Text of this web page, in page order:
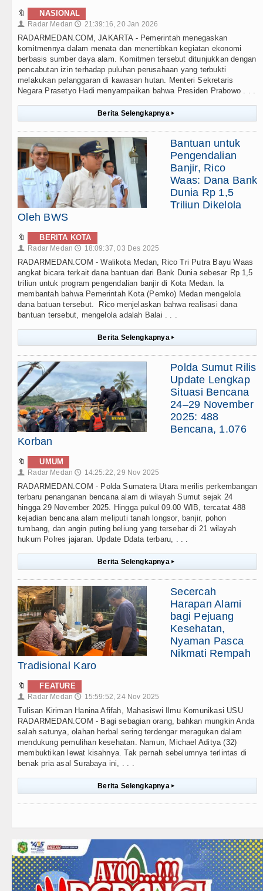
🔖 NASIONAL
👤 Radar Medan 🕔 21:39:16, 20 Jan 2026
RADARMEDAN.COM, JAKARTA - Pemerintah menegaskan
komitmennya dalam menata dan menertibkan kegiatan ekonomi
berbasis sumber daya alam. Komitmen tersebut ditunjukkan dengan
pencabutan izin terhadap puluhan perusahaan yang terbukti
melakukan pelanggaran di kawasan hutan. Menteri Sekretaris
Negara Prasetyo Hadi menyampaikan bahwa Presiden Prabowo . . .
Berita Selengkapnya ▸
Bantuan untuk
Pengendalian
Banjir, Rico
Waas: Dana Bank
Dunia Rp 1,5
Triliun Dikelola
Oleh BWS
🔖 BERITA KOTA
👤 Radar Medan 🕔 18:09:37, 03 Des 2025
RADARMEDAN.COM - Walikota Medan, Rico Tri Putra Bayu Waas
angkat bicara terkait dana bantuan dari Bank Dunia sebesar Rp 1,5
triliun untuk program pengendalian banjir di Kota Medan. Ia
membantah bahwa Pemerintah Kota (Pemko) Medan mengelola
dana batuan tersebut. Rico menjelaskan bahwa realisasi dana
bantuan tersebut, mengelola adalah Balai . . .
Berita Selengkapnya ▸
Polda Sumut Rilis
Update Lengkap
Situasi Bencana
24–29 November
2025: 488
Bencana, 1.076
Korban
🔖 UMUM
👤 Radar Medan 🕔 14:25:22, 29 Nov 2025
RADARMEDAN.COM - Polda Sumatera Utara merilis perkembangan
terbaru penanganan bencana alam di wilayah Sumut sejak 24
hingga 29 November 2025. Hingga pukul 09.00 WIB, tercatat 488
kejadian bencana alam meliputi tanah longsor, banjir, pohon
tumbang, dan angin puting beliung yang tersebar di 21 wilayah
hukum Polres jajaran. Update Ddata terbaru, . . .
Berita Selengkapnya ▸
Secercah
Harapan Alami
bagi Pejuang
Kesehatan,
Nyaman Pasca
Nikmati Rempah
Tradisional Karo
🔖 FEATURE
👤 Radar Medan 🕔 15:59:52, 24 Nov 2025
Tulisan Kiriman Hanina Afifah, Mahasiswi Ilmu Komunikasi USU
RADARMEDAN.COM - Bagi sebagian orang, bahkan mungkin Anda
salah satunya, olahan herbal sering terdengar meragukan dalam
mendukung pemulihan kesehatan. Namun, Michael Aditya (32)
membuktikan lewat kisahnya. Tak pernah sebelumnya terlintas di
benak pria asal Surabaya ini, . . .
Berita Selengkapnya ▸